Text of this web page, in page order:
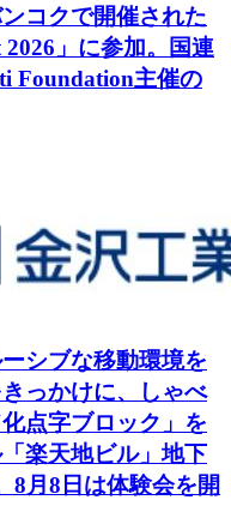
コクで開催された
2026」に参加。国連
Foundation主催の
シブな移動環境を
っかけに、しゃべ
点字ブロック」を
楽天地ビル」地下
8月8日は体験会を開